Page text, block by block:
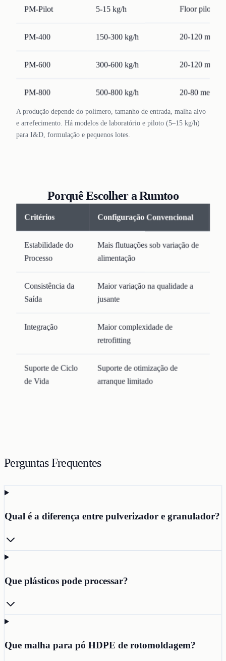
PM-Pilot 5-15 kg/h Floor pilot ·
PM-400 150-300 kg/h 20-120 mesh
PM-600 300-600 kg/h 20-120 mesh
PM-800 500-800 kg/h 20-80 mesh
A produção depende do polímero, tamanho de entrada, malha alvo
e arrefecimento. Há modelos de laboratório e piloto (5–15 kg/h)
para I&D, formulação e pequenos lotes.
Porquê Escolher a Rumtoo
Critérios Configuração Convencional
Estabilidade do
Processo
Mais flutuações sob variação de
alimentação
Consistência da
Saída
Maior variação na qualidade a
jusante
Integração
Maior complexidade de
retrofitting
Suporte de Ciclo
de Vida
Suporte de otimização de
arranque limitado
Perguntas Frequentes
Qual é a diferença entre pulverizador e granulador?
Que plásticos pode processar?
Que malha para pó HDPE de rotomoldagem?